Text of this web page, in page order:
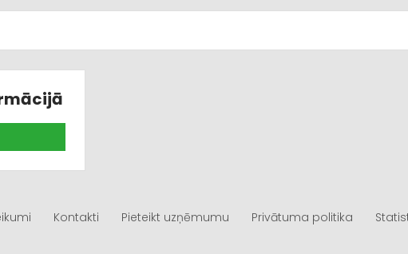
Kontakti Pieteikt uzņēmumu Privātuma politika